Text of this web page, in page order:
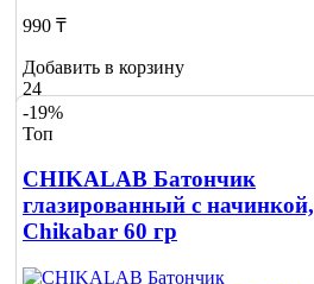
990 ₸
Добавить в корзину
24
-19%
Топ
CHIKALAB Батончик
глазированный с начинкой,
Сhikabar 60 гр